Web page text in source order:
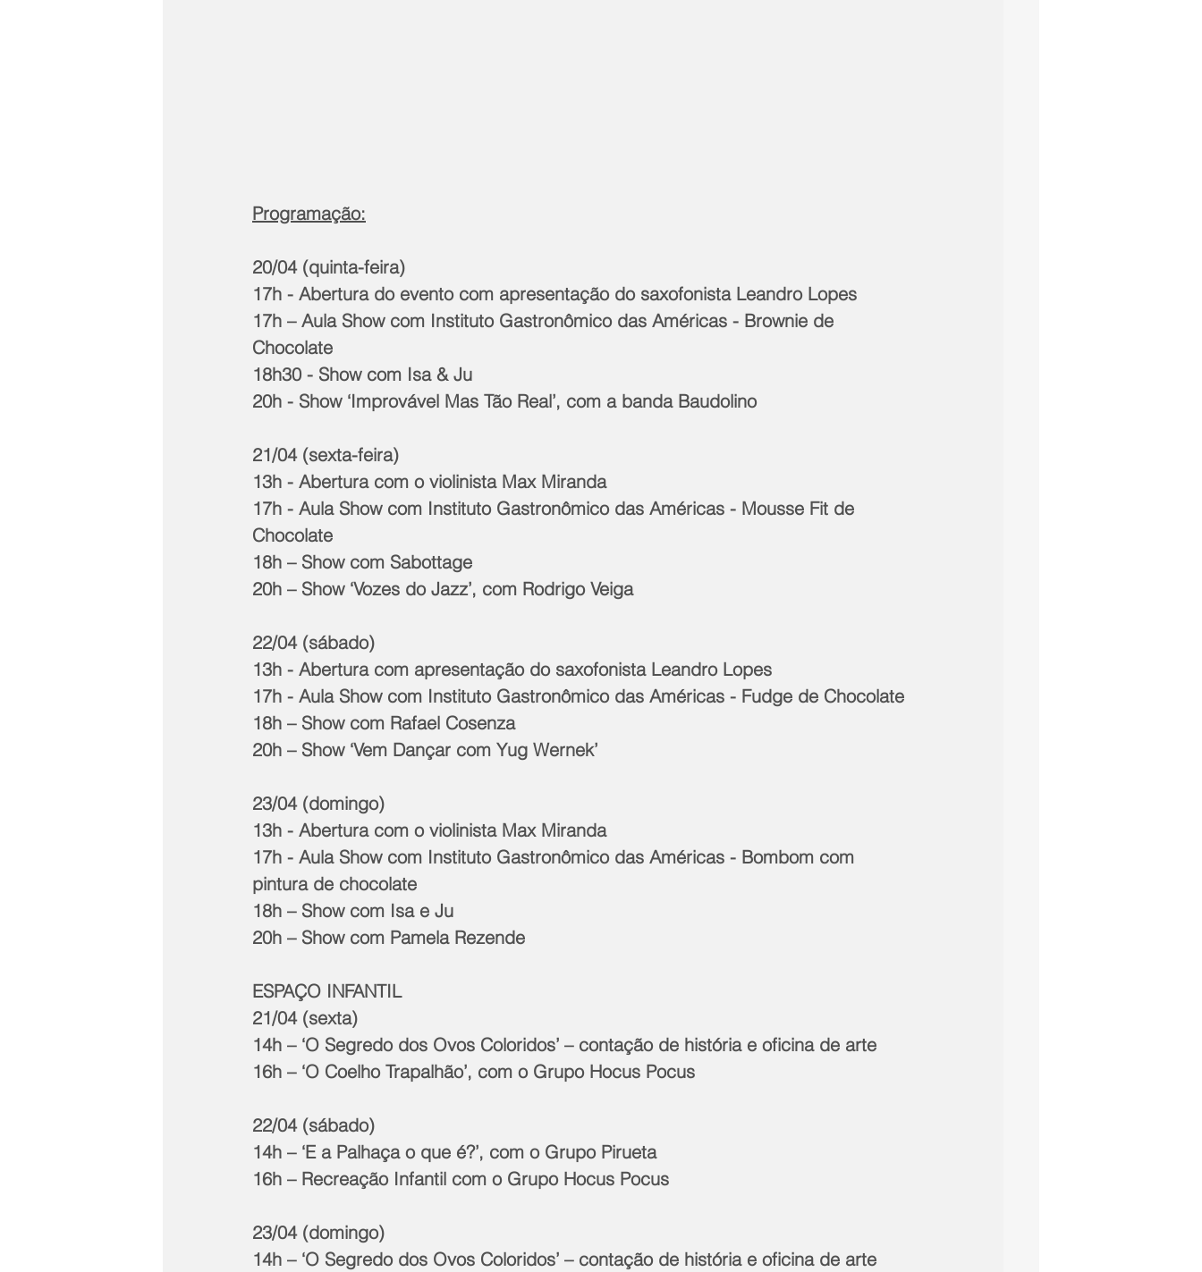
Programação:
20/04 (quinta-feira)
17h - Abertura do evento com apresentação do saxofonista Leandro Lopes
17h – Aula Show com Instituto Gastronômico das Américas - Brownie de
Chocolate
18h30 - Show com Isa & Ju
20h - Show ‘Improvável Mas Tão Real’, com a banda Baudolino
21/04 (sexta-feira)
13h - Abertura com o violinista Max Miranda
17h - Aula Show com Instituto Gastronômico das Américas - Mousse Fit de
Chocolate
18h – Show com Sabottage
20h – Show ‘Vozes do Jazz’, com Rodrigo Veiga
22/04 (sábado)
13h - Abertura com apresentação do saxofonista Leandro Lopes
17h - Aula Show com Instituto Gastronômico das Américas - Fudge de Chocolate
18h – Show com Rafael Cosenza
20h – Show ‘Vem Dançar com Yug Wernek’
23/04 (domingo)
13h - Abertura com o violinista Max Miranda
17h - Aula Show com Instituto Gastronômico das Américas - Bombom com
pintura de chocolate
18h – Show com Isa e Ju
20h – Show com Pamela Rezende
ESPAÇO INFANTIL
21/04 (sexta)
14h – ‘O Segredo dos Ovos Coloridos’ – contação de história e oficina de arte
16h – ‘O Coelho Trapalhão’, com o Grupo Hocus Pocus
22/04 (sábado)
14h – ‘E a Palhaça o que é?’, com o Grupo Pirueta
16h – Recreação Infantil com o Grupo Hocus Pocus
23/04 (domingo)
14h – ‘O Segredo dos Ovos Coloridos’ – contação de história e oficina de arte